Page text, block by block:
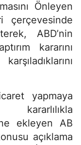
Önleyen
çerçevesinde
ABD’nin
kararını
yapmaya
ekleyen AB
açıklama